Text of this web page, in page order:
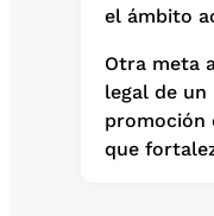
el ámbito
Otra meta
legal de un
promoción
que